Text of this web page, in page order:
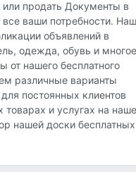
продать Документы в
ваши потребности.
объявлений в
одежда, обувь и многое
от нашего бесплатного
различные варианты
постоянных клиентов
и услугах на
нашей доски бесплатных